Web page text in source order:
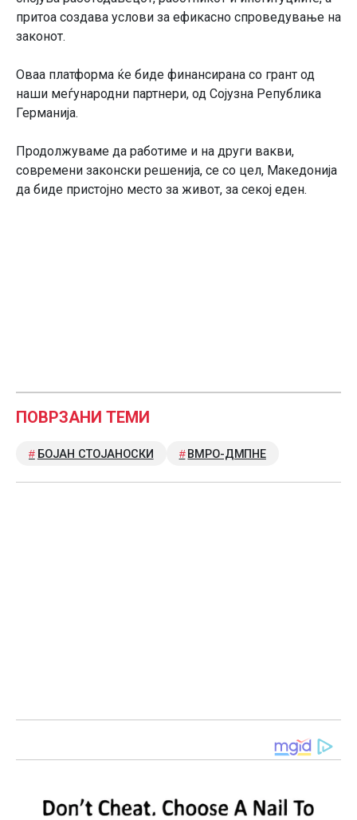
притоа создава услови за ефикасно спроведување на
законот.
Оваа платформа ќе биде финансирана со грант од
наши меѓународни партнери, од Сојузна Република
Германија.
Продолжуваме да работиме и на други вакви,
современи законски решенија, се со цел, Македонија
да биде пристојно место за живот, за секој еден.
ПОВРЗАНИ ТЕМИ
БОЈАН СТОЈАНОСКИ ВМРО-ДМПНЕ